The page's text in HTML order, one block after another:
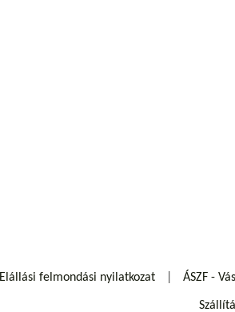
Elállási felmondási nyilatkozat ÁSZF -